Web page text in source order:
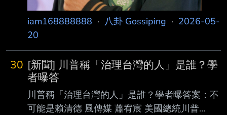
iam168888888 · 八卦 Gossiping · 2026-05-
20
30 [新聞] 川普稱「治理台灣的人」是誰？學
者曝答
川普稱「治理台灣的人」是誰？學者曝答案：不
可能是賴清德 風傳媒 蕭宥宸 美國總統川普